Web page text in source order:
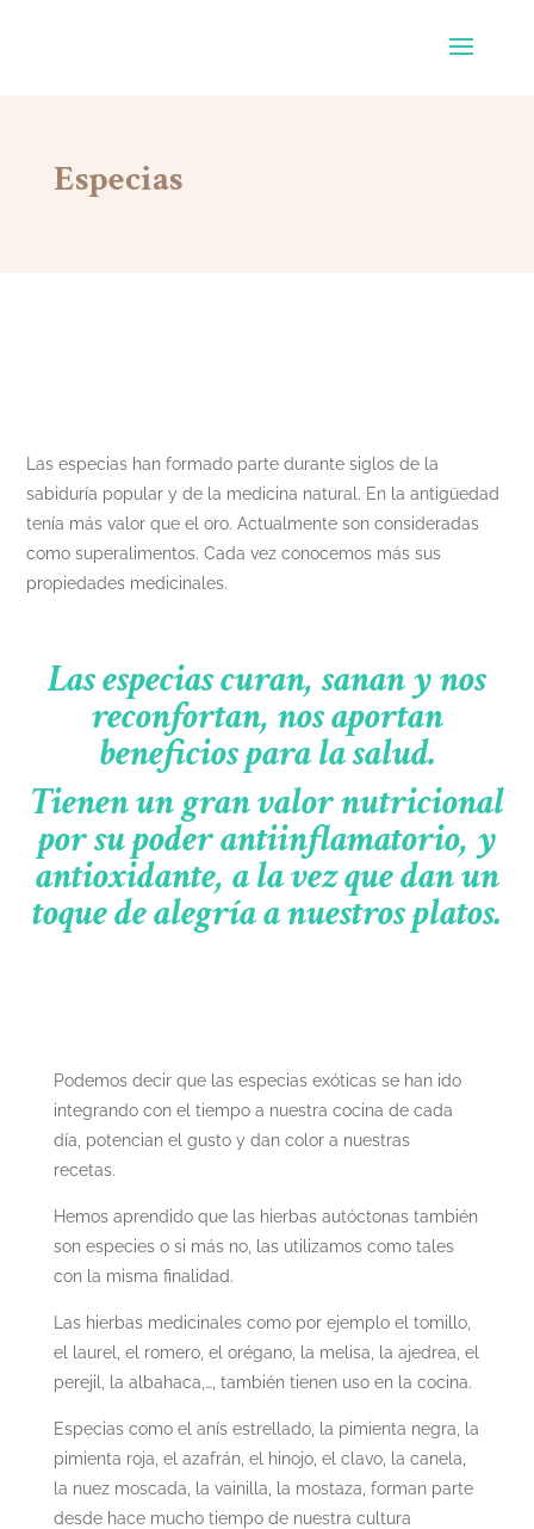
Especias
Las especias han formado parte durante siglos de la
sabiduría popular y de la medicina natural. En la antigüedad
tenía más valor que el oro. Actualmente son consideradas
como superalimentos. Cada vez conocemos más sus
propiedades medicinales.
Las especias curan, sanan y nos
reconfortan, nos aportan
beneficios para la salud.
Tienen un gran valor nutricional
por su poder antiinflamatorio, y
antioxidante, a la vez que dan un
toque de alegría a nuestros platos.
Podemos decir que las especias exóticas se han ido
integrando con el tiempo a nuestra cocina de cada
día, potencian el gusto y dan color a nuestras
recetas.
Hemos aprendido que las hierbas autóctonas también
son especies o si más no, las utilizamos como tales
con la misma finalidad.
Las hierbas medicinales como por ejemplo el tomillo,
el laurel, el romero, el orégano, la melisa, la ajedrea, el
perejil, la albahaca,…, también tienen uso en la cocina.
Especias como el anís estrellado, la pimienta negra, la
pimienta roja, el azafrán, el hinojo, el clavo, la canela,
la nuez moscada, la vainilla, la mostaza, forman parte
desde hace mucho tiempo de nuestra cultura